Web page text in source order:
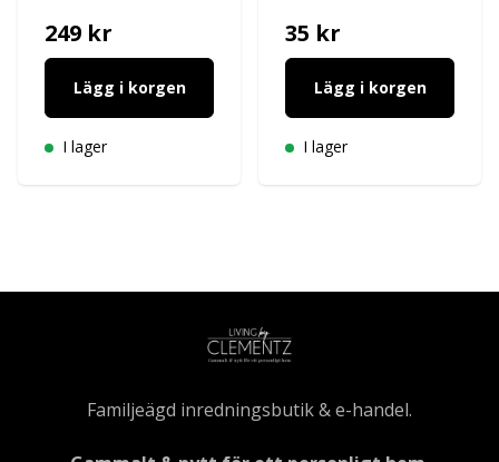
249 kr
Lägg i korgen
I lager
35 kr
Lägg i korgen
I lager
Familjeägd inredningsbutik & e-handel.